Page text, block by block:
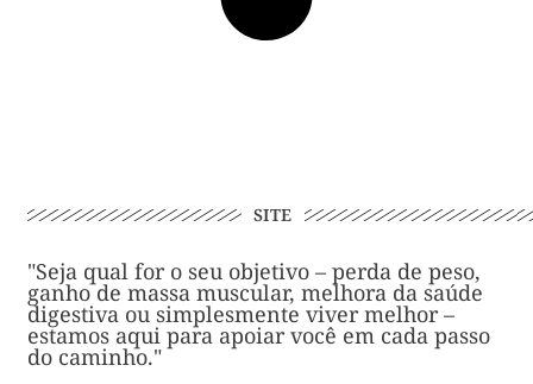
SITE
"Seja qual for o seu objetivo – perda de peso,
ganho de massa muscular, melhora da saúde
digestiva ou simplesmente viver melhor –
estamos aqui para apoiar você em cada passo
do caminho."